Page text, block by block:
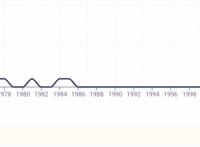
1980 1982 1984 1986 1988 1990 1992 1994 1996 1998